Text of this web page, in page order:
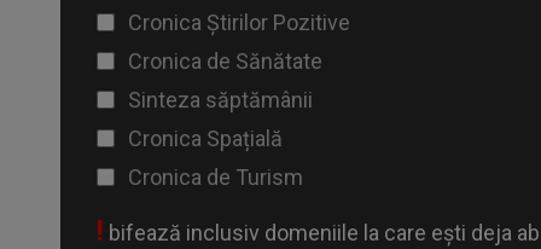
Cronica Știrilor Pozitive
Cronica de Sănătate
Sinteza săptămânii
Cronica Spațială
Cronica de Turism
! bifează inclusiv domeniile la care ești deja